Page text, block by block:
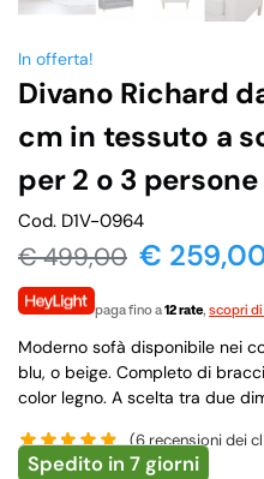
In offerta!
Divano Richard
cm in tessuto a
per 2 o 3 persone
Cod. D1V-0964
€499,00 €
paga fino a12 rate, scopri di
Moderno sofà disponibile nei
blu, o beige. Completo di
color legno. A scelta tra due
(6recensioni dei
Spedito in 7 giorni